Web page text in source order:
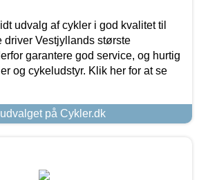
udvalg af cykler i god kvalitet til
driver Vestjyllands største
garantere god service, og hurtig
og cykeludstyr. Klik her for at se
på Cykler.dk